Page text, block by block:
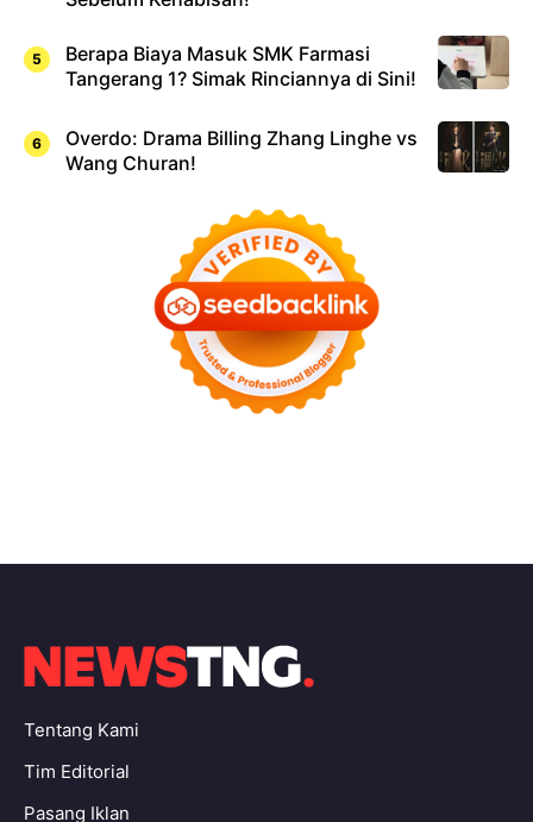
Berapa Biaya Masuk SMK Farmasi
Tangerang 1? Simak Rinciannya di Sini!
Overdo: Drama Billing Zhang Linghe vs
Wang Churan!
Tentang Kami
Tim Editorial
Pasang Iklan